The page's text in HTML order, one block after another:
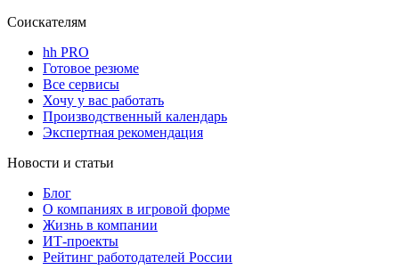
Соискателям
hh PRO
Готовое резюме
Все сервисы
Хочу у вас работать
Производственный календарь
Экспертная рекомендация
Новости и статьи
Блог
О компаниях в игровой форме
Жизнь в компании
ИТ-проекты
Рейтинг работодателей России